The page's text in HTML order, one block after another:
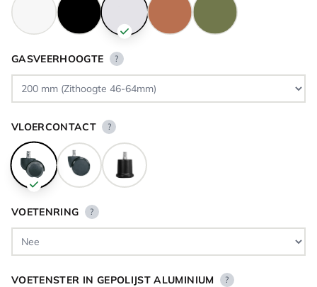
GASVEERHOOGTE ?
VLOERCONTACT ?
VOETENRING ?
VOETENSTER IN GEPOLIJST ALUMINIUM ?